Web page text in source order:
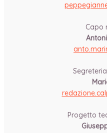
Capo
Progetto